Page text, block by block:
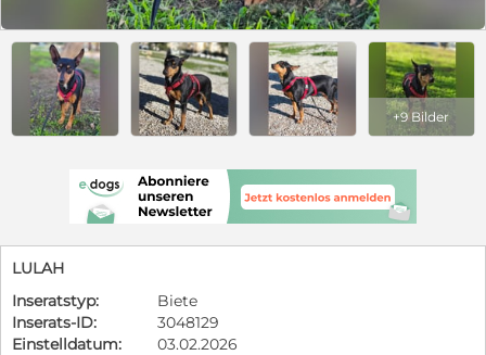
+9 Bilder
LULAH
Inseratstyp:
Biete
Inserats-ID:
3048129
Einstelldatum:
03.02.2026